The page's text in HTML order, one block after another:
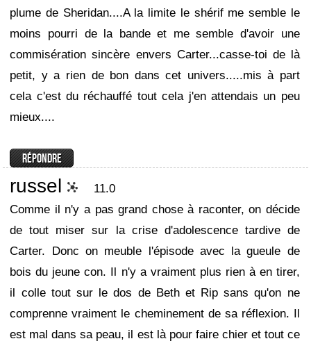
plume de Sheridan....A la limite le shérif me semble le
moins pourri de la bande et me semble d'avoir une
commisération sincère envers Carter...casse-toi de là
petit, y a rien de bon dans cet univers.....mis à part
cela c'est du réchauffé tout cela j'en attendais un peu
mieux....
russel
11.0
Comme il n'y a pas grand chose à raconter, on décide
de tout miser sur la crise d'adolescence tardive de
Carter. Donc on meuble l'épisode avec la gueule de
bois du jeune con. Il n'y a vraiment plus rien à en tirer,
il colle tout sur le dos de Beth et Rip sans qu'on ne
comprenne vraiment le cheminement de sa réflexion. Il
est mal dans sa peau, il est là pour faire chier et tout ce